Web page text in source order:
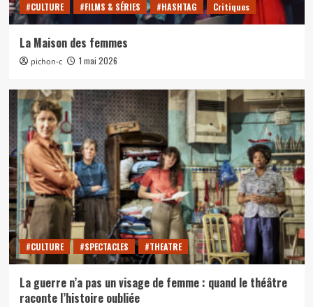
#CULTURE #FILMS & SÉRIES #HASHTAG Critiques
La Maison des femmes
pichon-c 1 mai 2026
#CULTURE #SPECTACLES #THEATRE
La guerre n’a pas un visage de femme : quand le théâtre
raconte l’histoire oubliée